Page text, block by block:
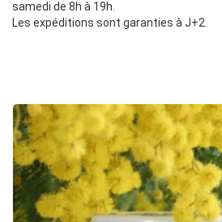
samedi de 8h à 19h.
Les expéditions sont garanties à J+2.